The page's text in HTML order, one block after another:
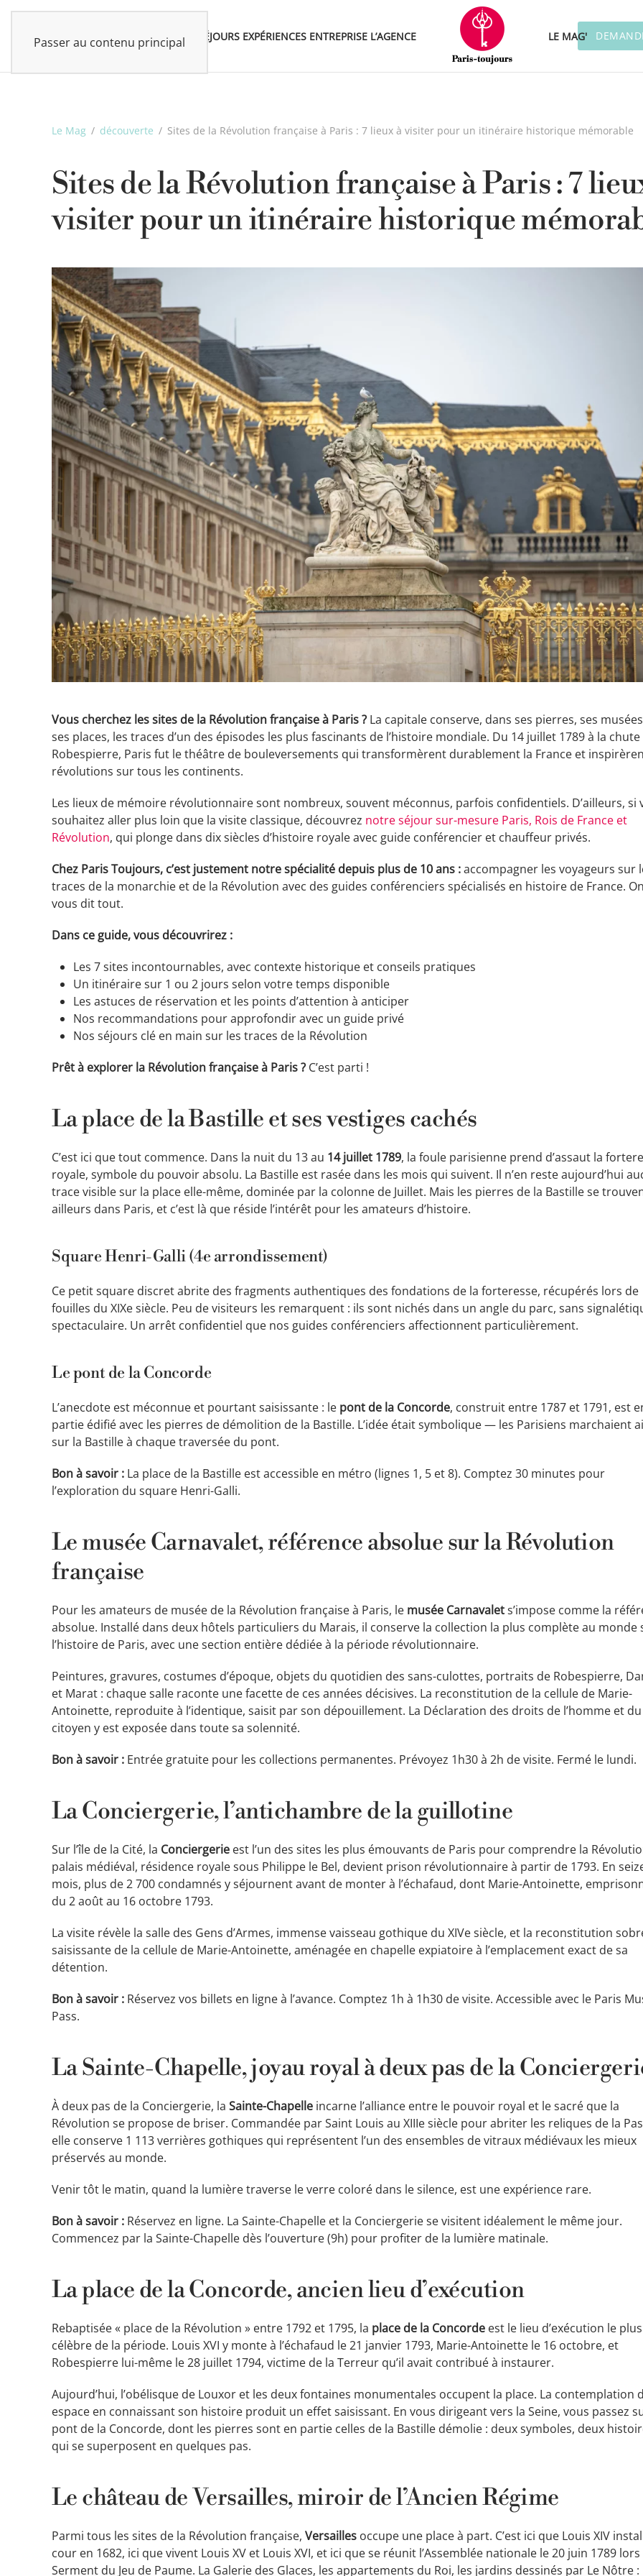
Passer au contenu principal SÉJOURS EXPÉRIENCES ENTREPRISE L’AGENCE LE MAG'
Le Mag découverte Sites de la Révolution française à Paris : 7 lieux à visiter pour un itinéraire historique mémorable
Sites de la Révolution française à Paris : 7
visiter pour un itinéraire historique
Vous cherchez les sites de la Révolution française à Paris ? La capitale conserve, dans ses pierres, ses
ses places, les traces d’un des épisodes les plus fascinants de l’histoire mondiale. Du 14 juillet 1789 à la chute
Robespierre, Paris fut le théâtre de bouleversements qui transformèrent durablement la France et
révolutions sur tous les continents.
Les lieux de mémoire révolutionnaire sont nombreux, souvent méconnus, parfois confidentiels. D’ailleurs, si
souhaitez aller plus loin que la visite classique, découvrez notre séjour sur-mesure Paris, Rois de France et
Révolution, qui plonge dans dix siècles d’histoire royale avec guide conférencier et chauffeur privés.
Chez Paris Toujours, c’est justement notre spécialité depuis plus de 10 ans :accompagner les voyageurs sur
traces de la monarchie et de la Révolution avec des guides conférenciers spécialisés en histoire de France. On
vous dit tout.
Dans ce guide, vous découvrirez :
Les 7 sites incontournables, avec contexte historique et conseils pratiques
Un itinéraire sur 1 ou 2 jours selon votre temps disponible
Les astuces de réservation et les points d’attention à anticiper
Nos recommandations pour approfondir avec un guide privé
Nos séjours clé en main sur les traces de la Révolution
Prêt à explorer la Révolution française à Paris ? C’est parti !
La place de la Bastille et ses vestiges cachés
C’est ici que tout commence. Dans la nuit du 13 au 14 juillet 1789, la foule parisienne prend d’assaut la
royale, symbole du pouvoir absolu. La Bastille est rasée dans les mois qui suivent. Il n’en reste aujourd’hui
trace visible sur la place elle-même, dominée par la colonne de Juillet. Mais les pierres de la Bastille se
ailleurs dans Paris, et c’est là que réside l’intérêt pour les amateurs d’histoire.
Square Henri-Galli (4e arrondissement)
Ce petit square discret abrite des fragments authentiques des fondations de la forteresse, récupérés lors de
fouilles du XIXe siècle. Peu de visiteurs les remarquent : ils sont nichés dans un angle du parc, sans
spectaculaire. Un arrêt confidentiel que nos guides conférenciers affectionnent particulièrement.
Le pont de la Concorde
L’anecdote est méconnue et pourtant saisissante : le pont de la Concorde, construit entre 1787 et 1791, est
partie édifié avec les pierres de démolition de la Bastille. L’idée était symbolique — les Parisiens marchaient
sur la Bastille à chaque traversée du pont.
Bon à savoir : La place de la Bastille est accessible en métro (lignes 1, 5 et 8). Comptez 30 minutes pour
l’exploration du square Henri-Galli.
Le musée Carnavalet, référence absolue sur la Révolution
française
Pour les amateurs de musée de la Révolution française à Paris, le musée Carnavalets’impose comme la
absolue. Installé dans deux hôtels particuliers du Marais, il conserve la collection la plus complète au monde
l’histoire de Paris, avec une section entière dédiée à la période révolutionnaire.
Peintures, gravures, costumes d’époque, objets du quotidien des sans-culottes, portraits de Robespierre,
et Marat : chaque salle raconte une facette de ces années décisives. La reconstitution de la cellule de Marie-
Antoinette, reproduite à l’identique, saisit par son dépouillement. La Déclaration des droits de l’homme et du
citoyen y est exposée dans toute sa solennité.
Bon à savoir : Entrée gratuite pour les collections permanentes. Prévoyez 1h30 à 2h de visite. Fermé le lundi.
La Conciergerie, l’antichambre de la guillotine
Sur l’île de la Cité, la Conciergerie est l’un des sites les plus émouvants de Paris pour comprendre la
palais médiéval, résidence royale sous Philippe le Bel, devient prison révolutionnaire à partir de 1793. En
mois, plus de 2 700 condamnés y séjournent avant de monter à l’échafaud, dont Marie-Antoinette,
du 2 août au 16 octobre 1793.
La visite révèle la salle des Gens d’Armes, immense vaisseau gothique du XIVe siècle, et la reconstitution
saisissante de la cellule de Marie-Antoinette, aménagée en chapelle expiatoire à l’emplacement exact de sa
détention.
Bon à savoir : Réservez vos billets en ligne à l’avance. Comptez 1h à 1h30 de visite. Accessible avec le Paris
Pass.
La Sainte-Chapelle, joyau royal à deux pas de la
À deux pas de la Conciergerie, la Sainte-Chapelle incarne l’alliance entre le pouvoir royal et le sacré que la
Révolution se propose de briser. Commandée par Saint Louis au XIIIe siècle pour abriter les reliques de la
elle conserve 1 113 verrières gothiques qui représentent l’un des ensembles de vitraux médiévaux les mieux
préservés au monde.
Venir tôt le matin, quand la lumière traverse le verre coloré dans le silence, est une expérience rare.
Bon à savoir : Réservez en ligne. La Sainte-Chapelle et la Conciergerie se visitent idéalement le même jour.
Commencez par la Sainte-Chapelle dès l’ouverture (9h) pour profiter de la lumière matinale.
La place de la Concorde, ancien lieu d’exécution
Rebaptisée « place de la Révolution » entre 1792 et 1795, la place de la Concorde est le lieu d’exécution le plus
célèbre de la période. Louis XVI y monte à l’échafaud le 21 janvier 1793, Marie-Antoinette le 16 octobre, et
Robespierre lui-même le 28 juillet 1794, victime de la Terreur qu’il avait contribué à instaurer.
Aujourd’hui, l’obélisque de Louxor et les deux fontaines monumentales occupent la place. La contemplation
espace en connaissant son histoire produit un effet saisissant. En vous dirigeant vers la Seine, vous passez
pont de la Concorde, dont les pierres sont en partie celles de la Bastille démolie : deux symboles, deux
qui se superposent en quelques pas.
Le château de Versailles, miroir de l’Ancien Régime
Parmi tous les sites de la Révolution française, Versailles occupe une place à part. C’est ici que Louis XIV
cour en 1682, ici que vivent Louis XV et Louis XVI, et ici que se réunit l’Assemblée nationale le 20 juin 1789
Serment du Jeu de Paume. La Galerie des Glaces, les appartements du Roi, les jardins dessinés par Le Nôtre :